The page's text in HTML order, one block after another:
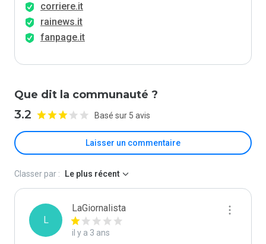
corriere.it
rainews.it
fanpage.it
Que dit la communauté ?
3.2 Basé sur 5 avis
Laisser un commentaire
Classer par : Le plus récent
L
LaGiornalista
il y a 3 ans